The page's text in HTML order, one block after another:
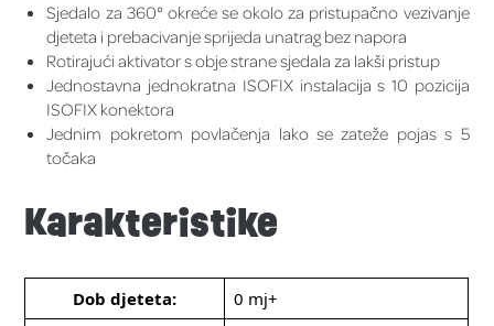
Sjedalo za 360° okreće se okolo za pristupačno vezivanje
djeteta i prebacivanje sprijeda unatrag bez napora
Rotirajući aktivator s obje strane sjedala za lakši pristup
Jednostavna jednokratna ISOFIX instalacija s 10 pozicija
ISOFIX konektora
Jednim pokretom povlačenja lako se zateže pojas s 5
točaka
Karakteristike
Dob djeteta:
0 mj+